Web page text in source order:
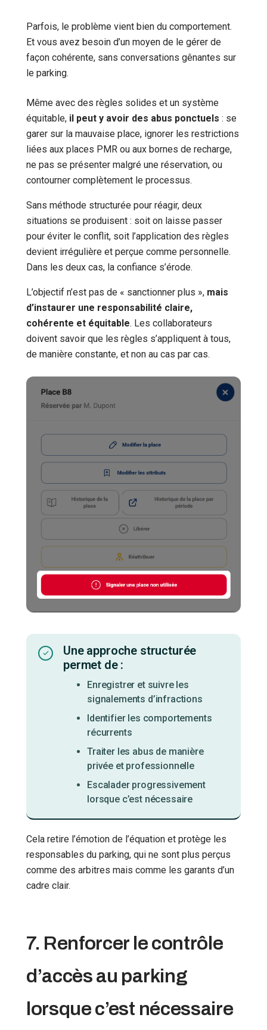
Parfois, le problème vient bien du comportement.
Et vous avez besoin d’un moyen de le gérer de
façon cohérente, sans conversations gênantes sur
le parking.
Même avec des règles solides et un système
équitable, il peut y avoir des abus ponctuels : se
garer sur la mauvaise place, ignorer les restrictions
liées aux places PMR ou aux bornes de recharge,
ne pas se présenter malgré une réservation, ou
contourner complètement le processus.
Sans méthode structurée pour réagir, deux
situations se produisent : soit on laisse passer
pour éviter le conflit, soit l’application des règles
devient irrégulière et perçue comme personnelle.
Dans les deux cas, la confiance s’érode.
L’objectif n’est pas de « sanctionner plus », mais
d’instaurer une responsabilité claire,
cohérente et équitable. Les collaborateurs
doivent savoir que les règles s’appliquent à tous,
de manière constante, et non au cas par cas.
Une approche structurée
permet de :
Enregistrer et suivre les
signalements d’infractions
Identifier les comportements
récurrents
Traiter les abus de manière
privée et professionnelle
Escalader progressivement
lorsque c’est nécessaire
Cela retire l’émotion de l’équation et protège les
responsables du parking, qui ne sont plus perçus
comme des arbitres mais comme les garants d’un
cadre clair.
7. Renforcer le contrôle
d’accès au parking
lorsque c’est nécessaire